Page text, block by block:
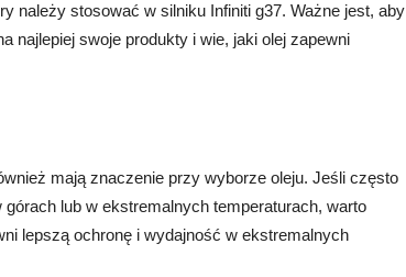
należy stosować w silniku Infiniti g37. Ważne jest, aby
najlepiej swoje produkty i wie, jaki olej zapewni
mają znaczenie przy wyborze oleju. Jeśli często
lub w ekstremalnych temperaturach, warto
lepszą ochronę i wydajność w ekstremalnych